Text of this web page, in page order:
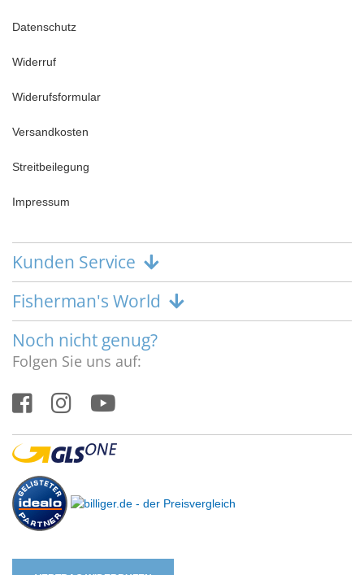
Datenschutz
Widerruf
Widerufsformular
Versandkosten
Streitbeilegung
Impressum
Kunden Service
Fisherman's World
Noch nicht genug?
Folgen Sie uns auf: